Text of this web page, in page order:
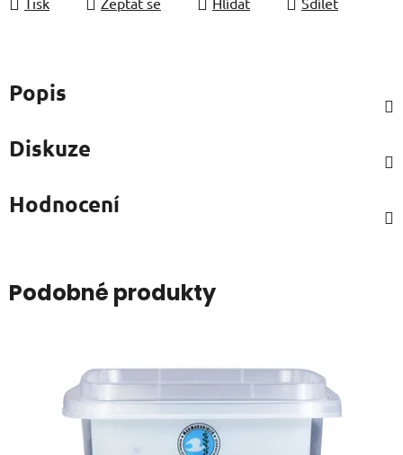
Popis
Diskuze
Hodnocení
Podobné produkty